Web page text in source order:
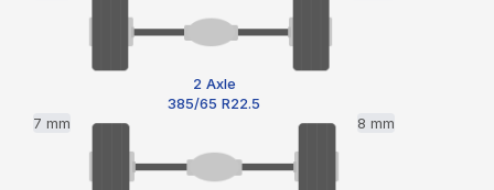
2 Axle
385/65 R22.5
7 mm
8 mm